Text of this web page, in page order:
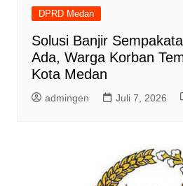
DPRD Medan
Solusi Banjir
Ada, Warga Korban
Kota Medan
admingen Juli 7, 2026